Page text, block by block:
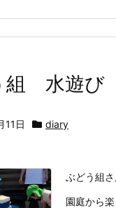
組 水遊び
11日 diary
ぶどう組
園庭から